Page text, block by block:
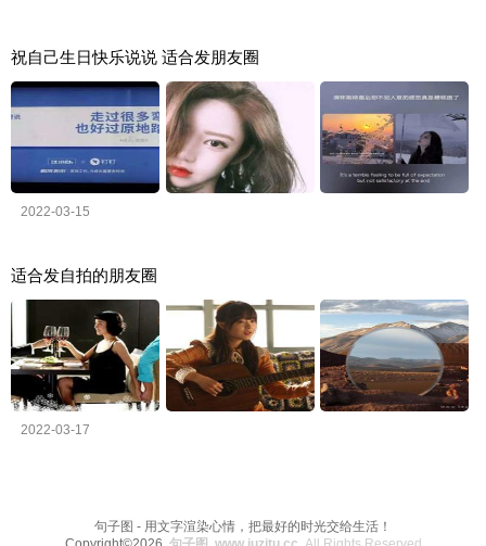
祝自己生日快乐说说 适合发朋友圈
2022-03-15
适合发自拍的朋友圈
2022-03-17
句子图 - 用文字渲染心情，把最好的时光交给生活！